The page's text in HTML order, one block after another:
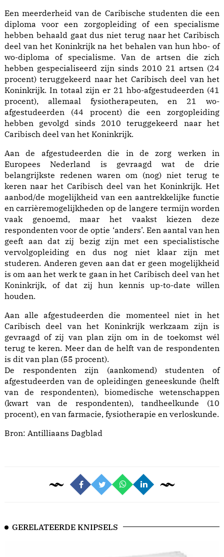
Een meerderheid van de Caribische studenten die een
diploma voor een zorgopleiding of een specialisme
hebben behaald gaat dus niet terug naar het Caribisch
deel van het Koninkrijk na het behalen van hun hbo- of
wo-diploma of specialisme. Van de artsen die zich
hebben gespecialiseerd zijn sinds 2010 21 artsen (24
procent) teruggekeerd naar het Caribisch deel van het
Koninkrijk. In totaal zijn er 21 hbo-afgestudeerden (41
procent), allemaal fysiotherapeuten, en 21 wo-
afgestudeerden (44 procent) die een zorgopleiding
hebben gevolgd sinds 2010 teruggekeerd naar het
Caribisch deel van het Koninkrijk.
Aan de afgestudeerden die in de zorg werken in
Europees Nederland is gevraagd wat de drie
belangrijkste redenen waren om (nog) niet terug te
keren naar het Caribisch deel van het Koninkrijk. Het
aanbod/de mogelijkheid van een aantrekkelijke functie
en carrièremogelijkheden op de langere termijn worden
vaak genoemd, maar het vaakst kiezen deze
respondenten voor de optie ‘anders’. Een aantal van hen
geeft aan dat zij bezig zijn met een specialistische
vervolgopleiding en dus nog niet klaar zijn met
studeren. Anderen geven aan dat er geen mogelijkheid
is om aan het werk te gaan in het Caribisch deel van het
Koninkrijk, of dat zij hun kennis up-to-date willen
houden.
Aan alle afgestudeerden die momenteel niet in het
Caribisch deel van het Koninkrijk werkzaam zijn is
gevraagd of zij van plan zijn om in de toekomst wél
terug te keren. Meer dan de helft van de respondenten
is dit van plan (55 procent).
De respondenten zijn (aankomend) studenten of
afgestudeerden van de opleidingen geneeskunde (helft
van de respondenten), biomedische wetenschappen
(kwart van de respondenten), tandheelkunde (10
procent), en van farmacie, fysiotherapie en verloskunde.
Bron: Antilliaans Dagblad
GERELATEERDE KNIPSELS